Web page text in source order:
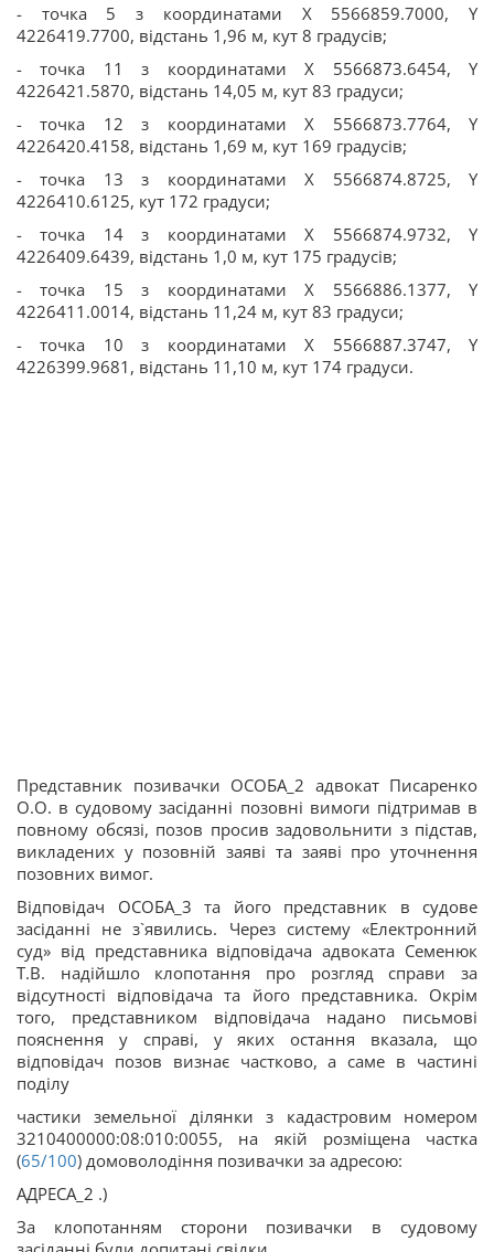
- точка 5 з координатами Х 5566859.7000, Y
4226419.7700, відстань 1,96 м, кут 8 градусів;
- точка 11 з координатами Х 5566873.6454, Y
4226421.5870, відстань 14,05 м, кут 83 градуси;
- точка 12 з координатами Х 5566873.7764, Y
4226420.4158, відстань 1,69 м, кут 169 градусів;
- точка 13 з координатами Х 5566874.8725, Y
4226410.6125, кут 172 градуси;
- точка 14 з координатами Х 5566874.9732, Y
4226409.6439, відстань 1,0 м, кут 175 градусів;
- точка 15 з координатами Х 5566886.1377, Y
4226411.0014, відстань 11,24 м, кут 83 градуси;
- точка 10 з координатами Х 5566887.3747, Y
4226399.9681, відстань 11,10 м, кут 174 градуси.
Представник позивачки ОСОБА_2 адвокат Писаренко
О.О. в судовому засіданні позовні вимоги підтримав в
повному обсязі, позов просив задовольнити з підстав,
викладених у позовній заяві та заяві про уточнення
позовних вимог.
Відповідач ОСОБА_3 та його представник в судове
засіданні не з`явились. Через систему «Електронний
суд» від представника відповідача адвоката Семенюк
Т.В. надійшло клопотання про розгляд справи за
відсутності відповідача та його представника. Окрім
того, представником відповідача надано письмові
пояснення у справі, у яких остання вказала, що
відповідач позов визнає частково, а саме в частині
поділу
частики земельної ділянки з кадастровим номером
3210400000:08:010:0055, на якій розміщена частка
(65/100) домоволодіння позивачки за адресою:
АДРЕСА_2 .)
За клопотанням сторони позивачки в судовому